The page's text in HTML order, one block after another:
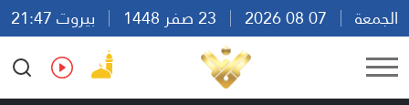
الجمعة
بيروت 21:47
Ar
En Fr Es